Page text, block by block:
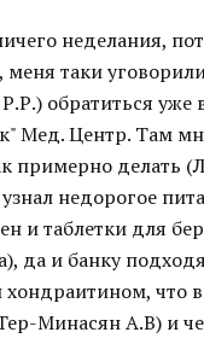
неделания,
меня таки
обратиться уже
Мед. Центр. Там
примерно делать
недорогое
и таблетки для
да и банку
что
Минасян А.В) и